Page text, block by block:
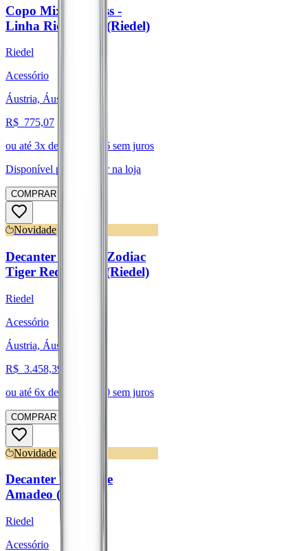
Copo Mixing Glass -
Linha Riedel Bar (Riedel)
Riedel
Acessório
Áustria, Áustria
R$ 775,07
ou até 3x de R$ 258,36 sem juros
Disponível para:
Retirar na loja
COMPRAR
Novidade
Decanter Chinese Zodiac
Tiger Red/Yellow (Riedel)
Riedel
Acessório
Áustria, Áustria
R$ 3.458,39
ou até 6x de R$ 576,40 sem juros
COMPRAR
Novidade
Decanter Black Tie
Amadeo (Riedel)
Riedel
Acessório